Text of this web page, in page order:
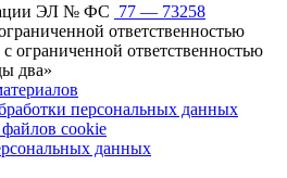
ЭЛ № ФС 77 — 73258
ответственностью
ограниченной ответственностью
два»
персональных данных
cookie
данных